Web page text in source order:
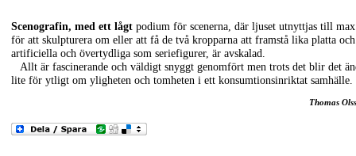
Scenografin, med ett lågt podium för scenerna, där ljuset utnyttjas till max
för att skulpturera om eller att få de två kropparna att framstå lika platta och
artificiella och övertydliga som seriefigurer, är avskalad.
Allt är fascinerande och väldigt snyggt genomfört men trots det blir det
lite för ytligt om yligheten och tomheten i ett konsumtionsinriktat samhälle.
Thomas